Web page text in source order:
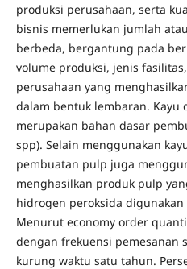
produksi perusahaan, serta
bisnis memerlukan jumlah
berbeda, bergantung pada
volume produksi, jenis
perusahaan yang
dalam bentuk lembaran. Kayu
merupakan bahan dasar
spp). Selain menggunakan
pembuatan pulp juga
menghasilkan produk pulp
hidrogen peroksida
Menurut economy order
dengan frekuensi pemesanan
kurung waktu satu tahun.